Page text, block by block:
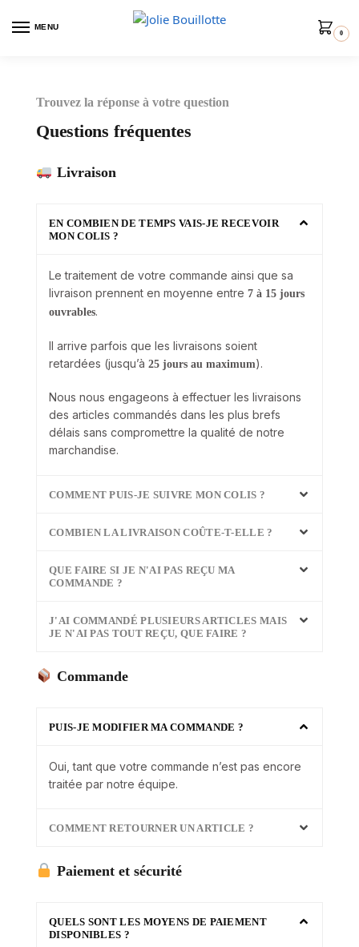
MENU
0
Trouvez la réponse à votre question
Questions fréquentes
Livraison
EN COMBIEN DE TEMPS VAIS-JE RECEVOIR
MON COLIS ?
Le traitement de votre commande ainsi que sa
livraison prennent en moyenne entre 7 à 15 jours
ouvrables.
Il arrive parfois que les livraisons soient
retardées (jusqu’à 25 jours au maximum).
Nous nous engageons à effectuer les livraisons
des articles commandés dans les plus brefs
délais sans compromettre la qualité de notre
marchandise.
COMMENT PUIS-JE SUIVRE MON COLIS ?
COMBIEN LA LIVRAISON COÛTE-T-ELLE ?
QUE FAIRE SI JE N'AI PAS REÇU MA
COMMANDE ?
J'AI COMMANDÉ PLUSIEURS ARTICLES MAIS
JE N'AI PAS TOUT REÇU, QUE FAIRE ?
Commande
PUIS-JE MODIFIER MA COMMANDE ?
Oui, tant que votre commande n’est pas encore
traitée par notre équipe.
COMMENT RETOURNER UN ARTICLE ?
Paiement et sécurité
QUELS SONT LES MOYENS DE PAIEMENT
DISPONIBLES ?